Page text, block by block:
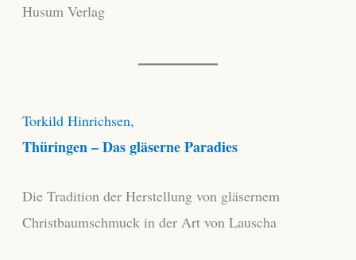
Husum Verlag
Torkild Hinrichsen,
Thüringen – Das gläserne Paradies
Die Tradition der Herstellung von gläsernem
Christbaumschmuck in der Art von Lauscha